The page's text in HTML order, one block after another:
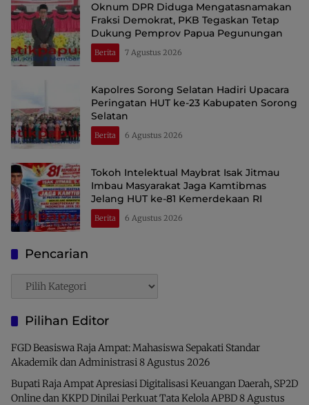
Oknum DPR Diduga Mengatasnamakan
Fraksi Demokrat, PKB Tegaskan Tetap
Dukung Pemprov Papua Pegunungan
Berita 7 Agustus 2026
Kapolres Sorong Selatan Hadiri Upacara
Peringatan HUT ke-23 Kabupaten Sorong
Selatan
Berita 6 Agustus 2026
Tokoh Intelektual Maybrat Isak Jitmau
Imbau Masyarakat Jaga Kamtibmas
Jelang HUT ke-81 Kemerdekaan RI
Berita 6 Agustus 2026
Pencarian
Pencarian
Pilihan Editor
FGD Beasiswa Raja Ampat: Mahasiswa Sepakati Standar
Akademik dan Administrasi8 Agustus 2026
Bupati Raja Ampat Apresiasi Digitalisasi Keuangan Daerah, SP2D
Online dan KKPD Dinilai Perkuat Tata Kelola APBD8 Agustus